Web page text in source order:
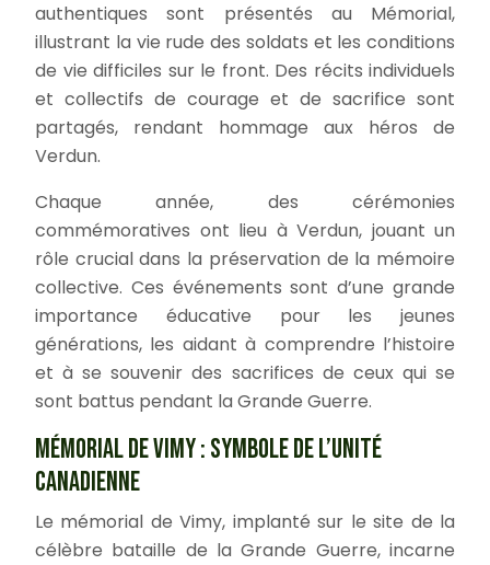
authentiques sont présentés au Mémorial,
illustrant la vie rude des soldats et les conditions
de vie difficiles sur le front. Des récits individuels
et collectifs de courage et de sacrifice sont
partagés, rendant hommage aux héros de
Verdun.
Chaque année, des cérémonies
commémoratives ont lieu à Verdun, jouant un
rôle crucial dans la préservation de la mémoire
collective. Ces événements sont d’une grande
importance éducative pour les jeunes
générations, les aidant à comprendre l’histoire
et à se souvenir des sacrifices de ceux qui se
sont battus pendant la Grande Guerre.
MÉMORIAL DE VIMY : SYMBOLE DE L’UNITÉ
CANADIENNE
Le mémorial de Vimy, implanté sur le site de la
célèbre bataille de la Grande Guerre, incarne